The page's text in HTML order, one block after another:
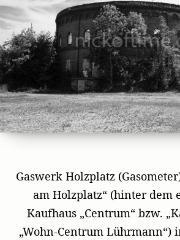
Gaswerk Holzplatz
am Holzplatz“ (hinter dem
Kaufhaus „Centrum“ bzw.
„Wohn-Centrum Lührmann“)